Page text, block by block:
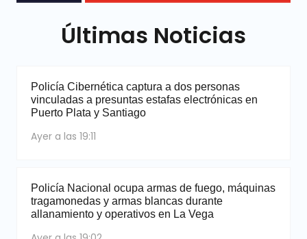
Últimas Noticias
Policía Cibernética captura a dos personas
vinculadas a presuntas estafas electrónicas en
Puerto Plata y Santiago
Ayer a las 19:11
Policía Nacional ocupa armas de fuego, máquinas
tragamonedas y armas blancas durante
allanamiento y operativos en La Vega